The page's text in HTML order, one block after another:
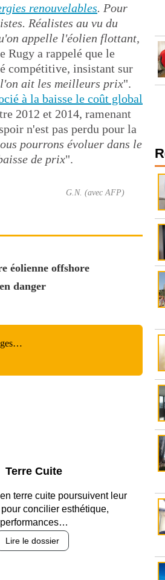
renouvelables. Pour
Réalistes au vu du
appelle l'éolien flottant,
Rugy a rappelé que le
compétitive, insistant sur
ait les meilleurs prix".
à la baisse le coût global
2012 et 2014, ramenant
n'est pas perdu pour la
pourrons évoluer dans le
de prix".
G.N. (avec AFP)
éolienne offshore
danger
et garages
des accès, durabilité
et intégration…
Lire le dossier